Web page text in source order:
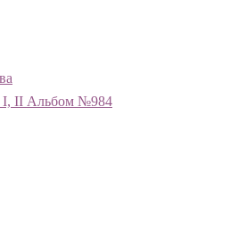
II Альбом №984